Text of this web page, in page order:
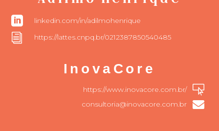
 linkedin.com/in/adilmohenrique
i https://lattes.cnpq.br/0212387850540485
InovaCore

https://www.inovacore.com.br/

consultoria@inovacore.com.br